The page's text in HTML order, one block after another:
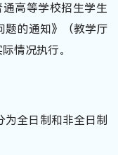
高等学校招生学生
题的通知》（教学厅
情况执行。
为全日制和非全日制